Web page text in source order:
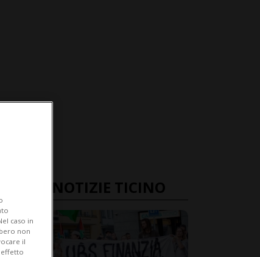
ULTIME NOTIZIE TICINO
caso in
non
il
effetto